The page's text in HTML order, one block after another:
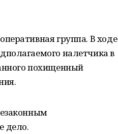
группа. В ходе
налетчика в
похищенный
дело.